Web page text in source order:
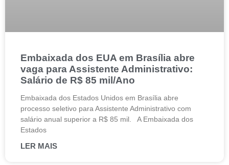
Embaixada dos EUA em Brasília abre
vaga para Assistente Administrativo:
Salário de R$ 85 mil/Ano
Embaixada dos Estados Unidos em Brasília abre
processo seletivo para Assistente Administrativo com
salário anual superior a R$ 85 mil. A Embaixada dos
Estados
LER MAIS